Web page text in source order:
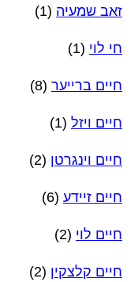
זאב שמעיה (1)
חי לוי (1)
חיים ברייער (8)
חיים ויזל (1)
חיים וינגרטן (2)
חיים זיידע (6)
חיים לוי (2)
חיים קלצקין (2)